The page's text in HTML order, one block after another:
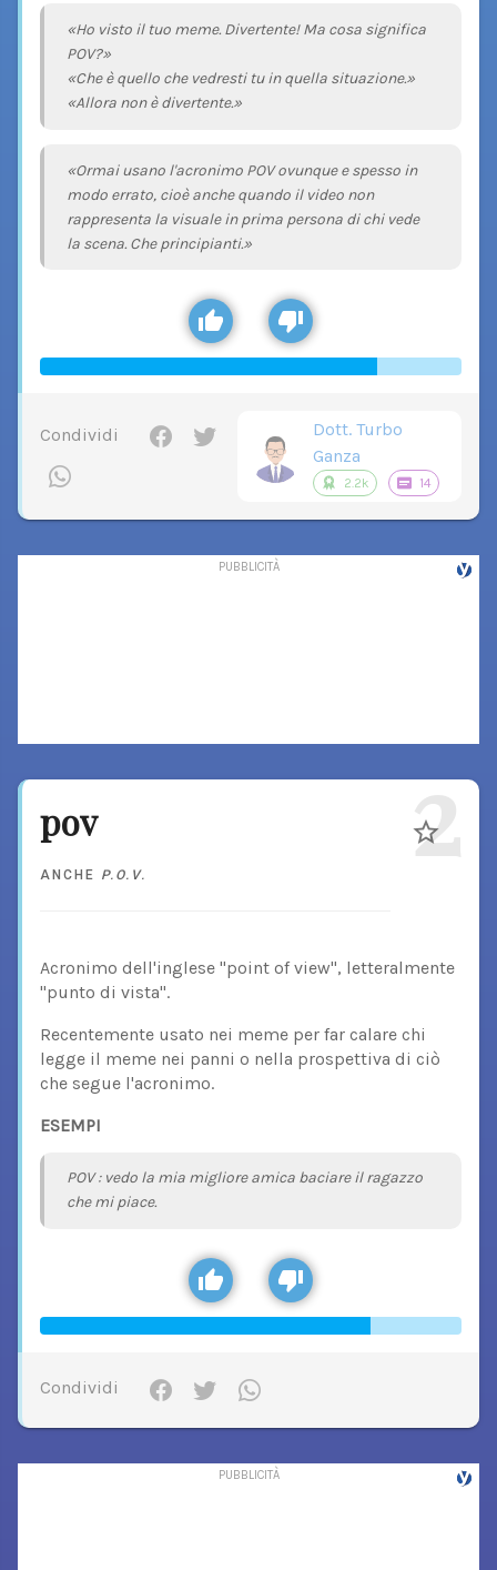
«Ho visto il tuo meme. Divertente! Ma cosa significa
POV?»
«Che è quello che vedresti tu in quella situazione.»
«Allora non è divertente.»
«Ormai usano l'acronimo POV ovunque e spesso in
modo errato, cioè anche quando il video non
rappresenta la visuale in prima persona di chi vede
la scena. Che principianti.»
Condividi
Dott. Turbo
Ganza
2.2k 14
pov
ANCHE P.O.V. 2
Acronimo dell'inglese "point of view", letteralmente
"punto di vista".
Recentemente usato nei meme per far calare chi
legge il meme nei panni o nella prospettiva di ciò
che segue l'acronimo.
ESEMPI
POV : vedo la mia migliore amica baciare il ragazzo
che mi piace.
Condividi